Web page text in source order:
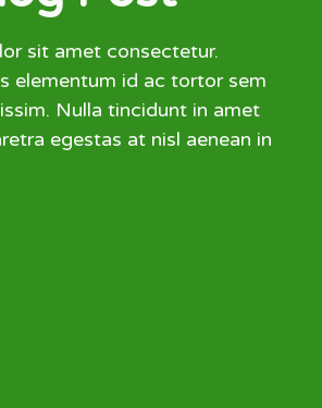
sit amet consectetur.
elementum id ac tortor sem
Nulla tincidunt in amet
egestas at nisl aenean in